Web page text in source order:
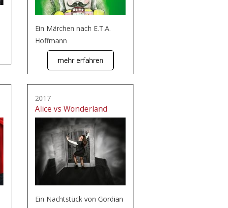
Ein Märchen nach E.T.A.
Hoffmann
mehr erfahren
2017
Alice vs Wonderland
Ein Nachtstück von Gordian